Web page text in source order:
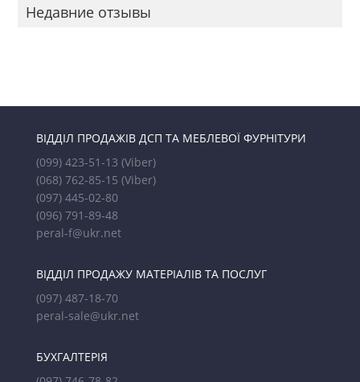
Недавние отзывы
ВІДДІЛ ПРОДАЖІВ ДСП ТА МЕБЛЕВОЇ ФУРНІТУРИ
(099) 423-51-13 (Viber)
(068) 762-85-15 (Viber)
(097) 445-02-80
(096) 791-89-48
peral-f@ukr.net
ВІДДІЛ ПРОДАЖУ МАТЕРІАЛІВ ТА ПОСЛУГ
(097) 487-18-70
peral-sale@ukr.net
БУХГАЛТЕРІЯ